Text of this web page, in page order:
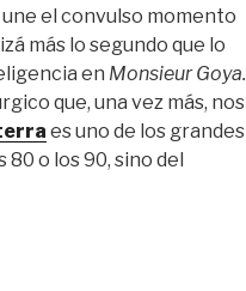
el convulso momento
más lo segundo que lo
en Monsieur Goya.
que, una vez más, nos
es uno de los grandes
80 o los 90, sino del